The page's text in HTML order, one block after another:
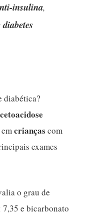
insulina,
diabetes
diabética?
cetoacidose
emcrianças com
exames
o grau de
e bicarbonato